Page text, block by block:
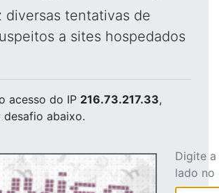
diversas tentativas de
a sites hospedados
acesso do IP 216.73.217.33,
desafio abaixo.
Digite
lado no